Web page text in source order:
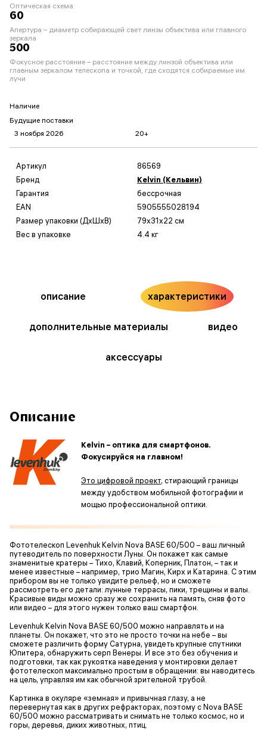
Оптическая схема
60
Апертура – диаметр собирающей свет линзы объектива или главного
зеркала
500
Фокусное расстояние – расстояние между линзой объектива или
главным зеркалом телескопа и точкой, где сходятся собираемые им
лучи
Наличие
Будущие поставки
3 ноября 2026
20+
Артикул
86569
Бренд
Kelvin (Кельвин)
Гарантия
бессрочная
EAN
5905555028194
Размер упаковки (ДxШxВ)
79x31x22 см
Вес в упаковке
4.4 кг
описание характеристики
дополнительные материалы видео
аксессуары
Описание
Kelvin – оптика для смартфонов.
Фокусируйся на главном!
Это цифровой проект, стирающий границы
между удобством мобильной фотографии и
мощью профессиональной оптики.
Фототелескоп Levenhuk Kelvin Nova BASE 60/500 – ваш личный
путеводитель по поверхности Луны. Он покажет как самые
знаменитые кратеры – Тихо, Клавий, Коперник, Платон, – так и
менее известные – например, трио Магин, Кирх и Катарина. С этим
прибором вы не только увидите рельеф, но и сможете
рассмотреть его детали: лунные террасы, пики, трещины и валы.
Красивые виды можно сразу же сохранить на память, сняв фото
или видео – для этого нужен только ваш смартфон.
Levenhuk Kelvin Nova BASE 60/500 можно направлять и на
планеты. Он покажет, что это не просто точки на небе – вы
сможете различить форму Сатурна, увидеть крупные спутники
Юпитера, обнаружить серп Венеры. И все это без обучения и
подготовки, так как рукоятка наведения у монтировки делает
фототелескоп максимально простым в обращении: вы наводитесь
на цель, управляя им как обычной зрительной трубой.
Картинка в окуляре «земная» и привычная глазу, а не
перевернутая как в других рефракторах, поэтому с Nova BASE
60/500 можно рассматривать и снимать не только космос, но и
горы, деревья, диких животных, птиц.